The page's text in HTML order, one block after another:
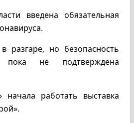
введена обязательная
разгаре, но безопасность
не подтверждена
начала работать выставка